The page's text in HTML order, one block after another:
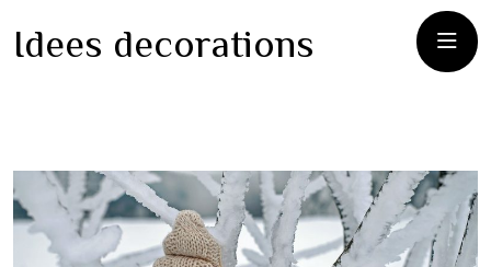
Idees decorations